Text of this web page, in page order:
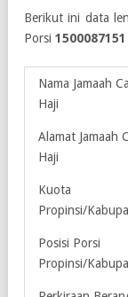
Berikut ini data
Porsi 1500087151
Nama Jamaah
Haji
Alamat Jamaah
Haji
Kuota
Propinsi/
Posisi Porsi
Propinsi/